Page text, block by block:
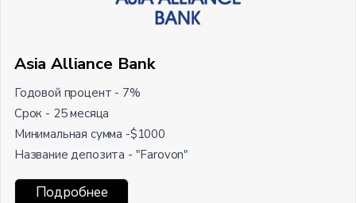
Asia Alliance Bank
Годовой процент - 7%
Срок - 25 месяца
Минимальная сумма -$1000
Название депозита - "Farovon"
Подробнее